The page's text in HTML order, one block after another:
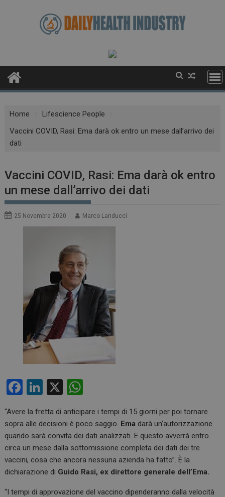
Home
Lifescience People
Vaccini COVID, Rasi: Ema darà ok entro un mese dall’arrivo dei
dati
Vaccini COVID, Rasi: Ema darà ok entro
un mese dall’arrivo dei dati
25 Novembre 2020 Marco Landucci
F
ce
b
o
o
Li
ke
dI
n
X
at
s
A
p
“Avere la fretta di anticipare i tempi di 15 giorni per poi tornare
sopra alle decisioni è poco saggio. Ema darà un’autorizzazione
quando sarà convita dei dati analizzati. E questo avverrà entro
circa un mese dalla sottomissione completa dei dati dei tre
vaccini, cosa che ancora nessuna azienda ha fatto”. È la
dichiarazione di Guido Rasi, ex direttore generale dell’Ema.
“I tempi di approvazione del vaccino dipenderanno dalla velocità